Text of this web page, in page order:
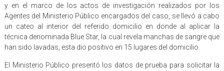
y en el marco de los actos de investigación realizados por los
Agentes del Ministerio Público encargados del caso, se llevó a cabo
un cateo al interior del referido domicilio en donde al aplicar la
técnica denominada Blue Star, la cual revela manchas de sangre que
han sido lavadas, esta dio positivo en 15 lugares del domicilio.
El Ministerio Público presentó los datos de prueba para solicitar la